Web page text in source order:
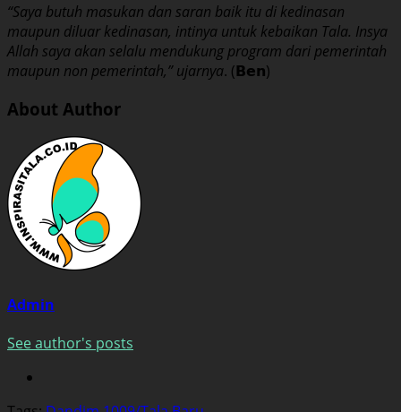
“Saya butuh masukan dan saran baik itu di kedinasan
maupun diluar kedinasan, intinya untuk kebaikan Tala. Insya
Allah saya akan selalu mendukung program dari pemerintah
maupun non pemerintah,” ujarnya. (𝗕𝗲𝗻)
About Author
Admin
See author's posts